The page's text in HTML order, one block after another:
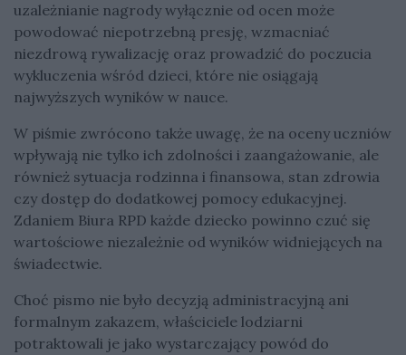
uzależnianie nagrody wyłącznie od ocen może
powodować niepotrzebną presję, wzmacniać
niezdrową rywalizację oraz prowadzić do poczucia
wykluczenia wśród dzieci, które nie osiągają
najwyższych wyników w nauce.
W piśmie zwrócono także uwagę, że na oceny uczniów
wpływają nie tylko ich zdolności i zaangażowanie, ale
również sytuacja rodzinna i finansowa, stan zdrowia
czy dostęp do dodatkowej pomocy edukacyjnej.
Zdaniem Biura RPD każde dziecko powinno czuć się
wartościowe niezależnie od wyników widniejących na
świadectwie.
Choć pismo nie było decyzją administracyjną ani
formalnym zakazem, właściciele lodziarni
potraktowali je jako wystarczający powód do